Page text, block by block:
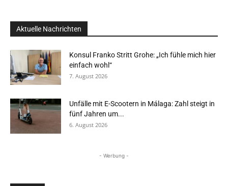
Aktuelle Nachrichten
Konsul Franko Stritt Grohe: „Ich fühle mich hier
einfach wohl“
7. August 2026
Unfälle mit E-Scootern in Málaga: Zahl steigt in
fünf Jahren um...
6. August 2026
- Werbung -